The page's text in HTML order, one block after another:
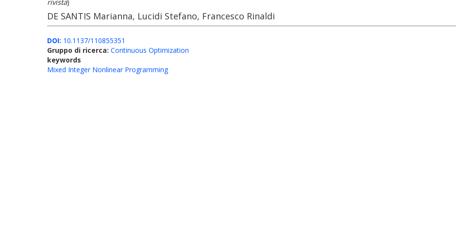
rivista)
DE SANTIS Marianna, Lucidi Stefano, Francesco Rinaldi
DOI: 10.1137/110855351
Gruppo di ricerca: Continuous Optimization
keywords
Mixed Integer Nonlinear Programming